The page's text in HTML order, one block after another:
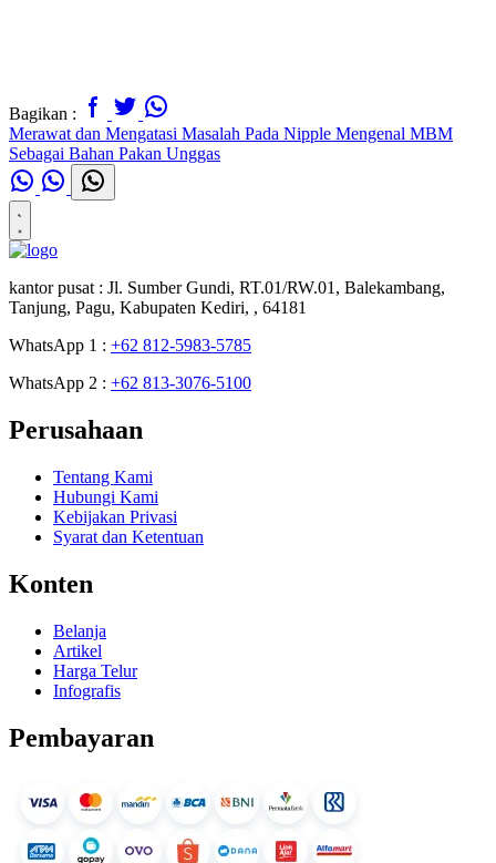
Bagikan :
Merawat dan Mengatasi Masalah Pada Nipple Mengenal MBM
Sebagai Bahan Pakan Unggas
kantor pusat : Jl. Sumber Gundi, RT.01/RW.01, Balekambang,
Tanjung, Pagu, Kabupaten Kediri, , 64181
WhatsApp 1 : +62 812-5983-5785
WhatsApp 2 : +62 813-3076-5100
Perusahaan
Tentang Kami
Hubungi Kami
Kebijakan Privasi
Syarat dan Ketentuan
Konten
Belanja
Artikel
Harga Telur
Infografis
Pembayaran